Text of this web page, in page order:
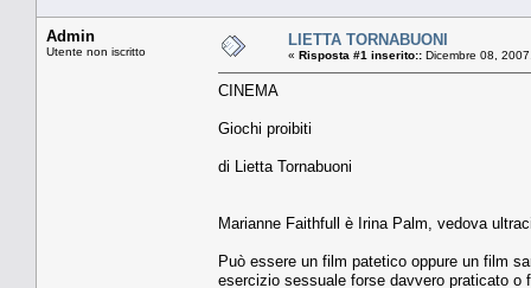
Admin
Utente non iscritto
LIETTA TORNABUONI
« Risposta #1 inserito:: Dicembre 08,
CINEMA
Giochi proibiti
di Lietta Tornabuoni
Marianne Faithfull è Irina Palm, vedova
Può essere un film patetico oppure un film
esercizio sessuale forse davvero praticato o